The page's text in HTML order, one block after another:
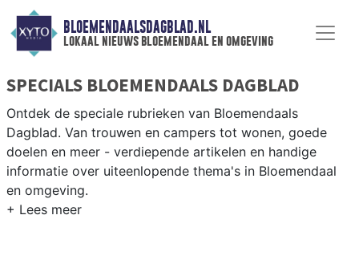
BLOEMENDAALSDAGBLAD.NL
lokaal nieuws bloemendaal en omgeving
SPECIALS BLOEMENDAALS DAGBLAD
Ontdek de speciale rubrieken van Bloemendaals
Dagblad. Van trouwen en campers tot wonen, goede
doelen en meer - verdiepende artikelen en handige
informatie over uiteenlopende thema's in Bloemendaal
en omgeving.